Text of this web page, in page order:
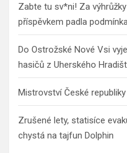
Zabte tu sv*ni! Za
příspěvkem padla
Do Ostrožské Nové Vsi
hasičů z Uherského
Mistrovství České
Zrušené lety, statisíce
chystá na tajfun Dolphin